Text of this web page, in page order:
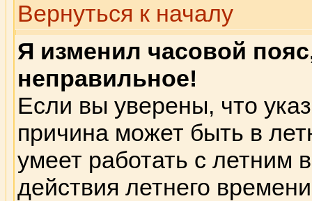
Вернуться к началу
Я изменил часовой
неправильное!
Если вы уверены, что
причина может быть в
умеет работать с летним
действия летнего